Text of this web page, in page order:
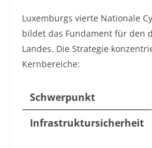
Luxemburgs vierte Nationale
bildet das Fundament für den
Landes. Die Strategie
Kernbereiche:
Schwerpunkt
Infrastruktursicherheit